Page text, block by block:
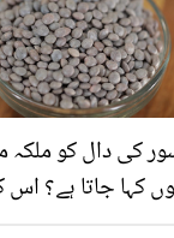
کی دال کو ملکہ
کہا جاتا ہے؟ اس